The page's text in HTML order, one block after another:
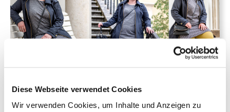
Diese Webseite verwendet Cookies
Wir verwenden Cookies, um Inhalte und Anzeigen zu